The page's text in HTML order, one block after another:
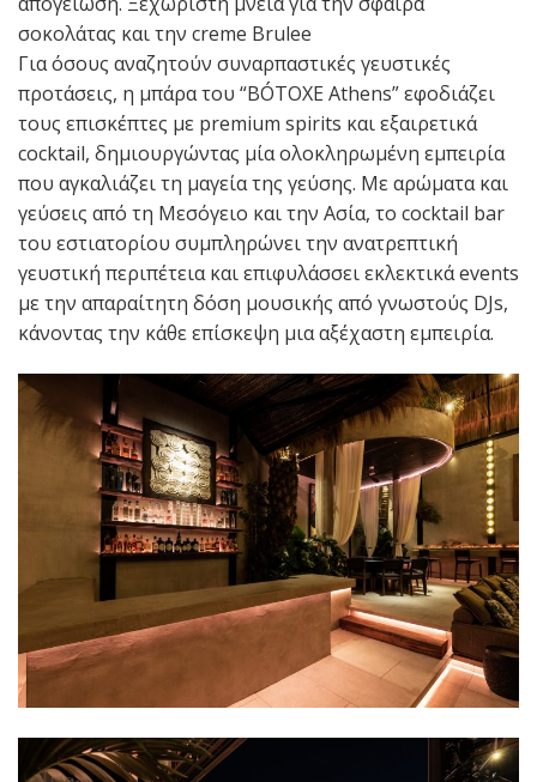
σοκολάτας και την creme Brulee
Για όσους αναζητούν συναρπαστικές γευστικές
προτάσεις, η μπάρα του “ΒÓTOXE Athens” εφοδιάζει
τους επισκέπτες με premium spirits και εξαιρετικά
cocktail, δημιουργώντας μία ολοκληρωμένη εμπειρία
που αγκαλιάζει τη μαγεία της γεύσης. Με αρώματα και
γεύσεις από τη Μεσόγειο και την Ασία, το cocktail bar
του εστιατορίου συμπληρώνει την ανατρεπτική
γευστική περιπέτεια και επιφυλάσσει εκλεκτικά events
με την απαραίτητη δόση μουσικής από γνωστούς DJs,
κάνοντας την κάθε επίσκεψη μια αξέχαστη εμπειρία.